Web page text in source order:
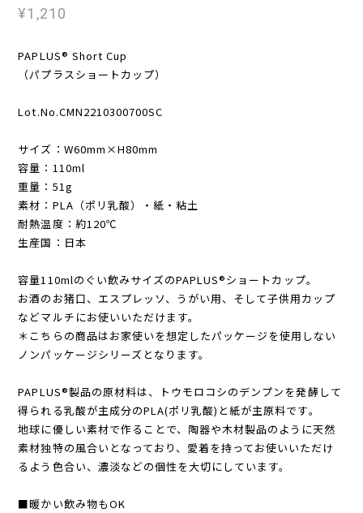
¥1,210
PAPLUS® Short Cup
（パプラスショートカップ）
Lot.No.CMN2210300700SC
サイズ：W60mm×H80mm
容量：110ml
重量：51g
素材：PLA（ポリ乳酸）・紙・粘土
耐熱温度：約120℃
生産国：日本
容量110mlのぐい飲みサイズのPAPLUS®ショートカップ。
お酒のお猪口、エスプレッソ、うがい用、そして子供用カップ
などマルチにお使いいただけます。
＊こちらの商品はお家使いを想定したパッケージを使用しない
ノンパッケージシリーズとなります。
PAPLUS®製品の原材料は、トウモロコシのデンプンを発酵して
得られる乳酸が主成分のPLA(ポリ乳酸)と紙が主原料です。
地球に優しい素材で作ることで、陶器や木材製品のように天然
素材独特の風合いとなっており、愛着を持ってお使いいただけ
るよう色合い、濃淡などの個性を大切にしています。
■暖かい飲み物もOK